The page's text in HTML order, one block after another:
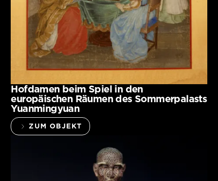
Hofdamen beim Spiel in den
europäischen Räumen des Sommerpalasts
Yuanmingyuan
ZUM OBJEKT